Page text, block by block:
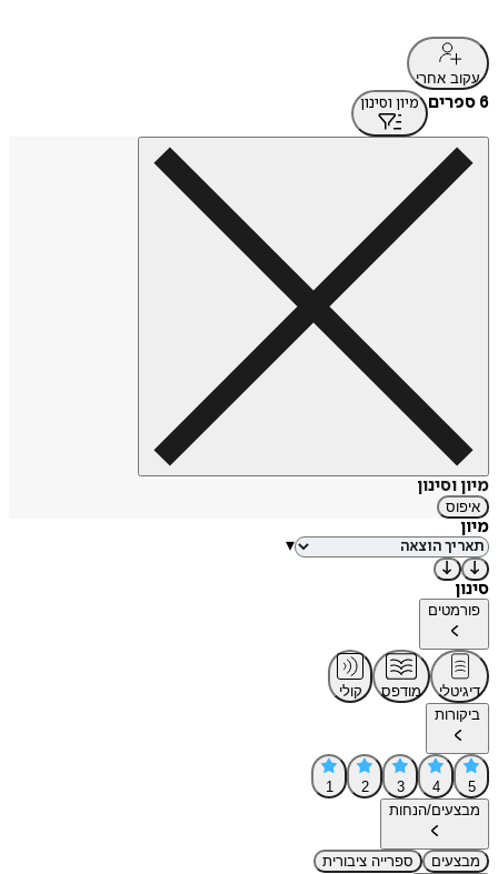
עקוב אחרי
6 ספרים מיון וסינון
מיון וסינון
איפוס
מיון
▾
סינון
פורמטים
דיגיטלי מודפס
קולי
ביקורות
5
4
3
2
1
מבצעים/הנחות
מבצעים
ספרייה ציבורית